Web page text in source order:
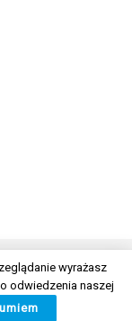
S.A. w likwidacji
wyrażasz
odwiedzenia naszej